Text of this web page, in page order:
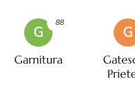
G
Garnitura
88
G